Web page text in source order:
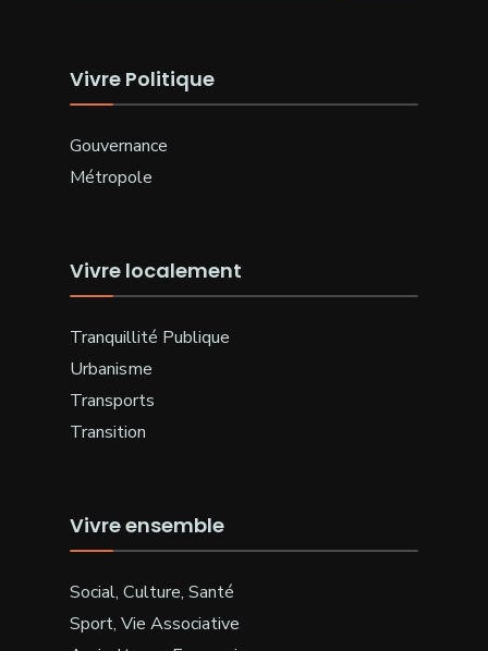
Vivre Politique
Gouvernance
Métropole
Vivre localement
Tranquillité Publique
Urbanisme
Transports
Transition
Vivre ensemble
Social, Culture, Santé
Sport, Vie Associative